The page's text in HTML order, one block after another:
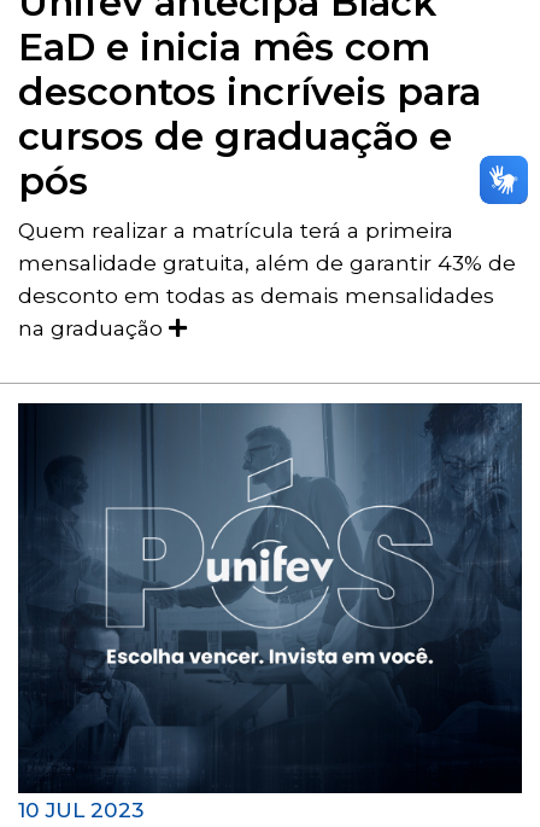
EaD e inicia mês com
descontos incríveis para
cursos de graduação e
pós
Quem realizar a matrícula terá a primeira
mensalidade gratuita, além de garantir 43% de
desconto em todas as demais mensalidades
na graduação
10 JUL 2023